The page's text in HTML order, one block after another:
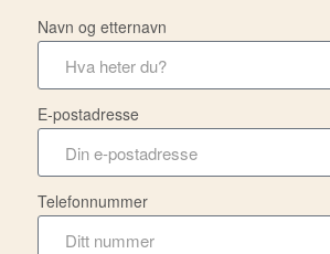
Navn og etternavn
E-postadresse
Telefonnummer